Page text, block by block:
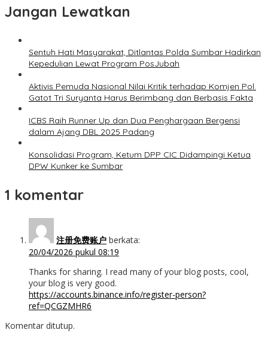
Jangan Lewatkan
Sentuh Hati Masyarakat, Ditlantas Polda Sumbar Hadirkan
Kepedulian Lewat Program PosJubah
Aktivis Pemuda Nasional Nilai Kritik terhadap Komjen Pol.
Gatot Tri Suryanta Harus Berimbang dan Berbasis Fakta
ICBS Raih Runner Up dan Dua Penghargaan Bergensi
dalam Ajang DBL 2025 Padang
Konsolidasi Program, Ketum DPP CIC Didampingi Ketua
DPW Kunker ke Sumbar
1 komentar
注册免费账户 berkata:
20/04/2026 pukul 08:19
Thanks for sharing. I read many of your blog posts, cool,
your blog is very good.
https://accounts.binance.info/register-person?
ref=QCGZMHR6
Komentar ditutup.